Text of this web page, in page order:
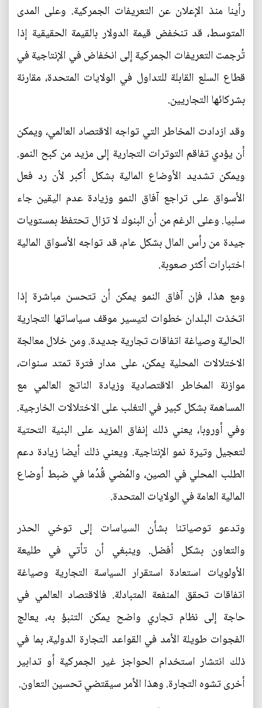
رأينا منذ الإعلان عن التعريفات الجمركية. وعلى المدى
المتوسط، قد تنخفض قيمة الدولار بالقيمة الحقيقية إذا
تُرجمت التعريفات الجمركية إلى انخفاض في الإنتاجية في
قطاع ﺍﻟﺴﻠﻊ القابلة للتداول في الولايات المتحدة، مقارنة
بشركائها التجاريين.
وقد ازدادت المخاطر التي تواجه الاقتصاد العالمي، ويمكن
أن يؤدي تفاقم التوترات التجارية إلى مزيد من كبح النمو.
ويمكن تشديد الأوضاع المالية بشكل أكبر لأن رد فعل
الأسواق على تراجع آفاق النمو وزيادة عدم اليقين جاء
سلبيا. وعلى الرغم من أن البنوك لا تزال تحتفظ بمستويات
جيدة من رأس المال بشكل عام، قد تواجه الأسواق المالية
اختبارات أكثر صعوبة.
ومع هذا، فإن آفاق النمو يمكن أن تتحسن مباشرة إذا
اتخذت البلدان خطوات لتيسير موقف سياساتها التجارية
الحالية وصياغة اتفاقات تجارية جديدة. ومن خلال معالجة
الاختلالات المحلية يمكن، على مدار فترة تمتد سنوات،
موازنة المخاطر الاقتصادية وزيادة الناتج العالمي مع
المساهمة بشكل كبير في التغلب على الاختلالات الخارجية.
وفي أوروبا، يعني ذلك إنفاق المزيد على البنية التحتية
لتعجيل وتيرة نمو الإنتاجية. ويعني ذلك أيضا زيادة دعم
الطلب المحلي في الصين، والمُضي قُدُما في ضبط أوضاع
المالية العامة في الولايات المتحدة.
وتدعو توصياتنا بشأن السياسات إلى توخي الحذر
والتعاون بشكل أفضل. وينبغي أن تأتي في طليعة
الأولويات استعادة استقرار السياسة التجارية وصياغة
اتفاقات تحقق المنفعة المتبادلة. فالاقتصاد العالمي في
حاجة إلى نظام تجاري واضح يمكن التنبؤ به، يعالج
الفجوات طويلة الأمد في القواعد التجارة الدولية، بما في
ذلك انتشار استخدام الحواجز غير الجمركية أو تدابير
أخرى تشوه التجارة. وهذا الأمر سيقتضي تحسين التعاون.